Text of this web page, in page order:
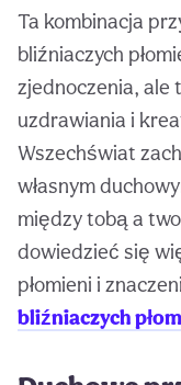
Ta kombinacja
bliźniaczych
zjednoczenia, ale
uzdrawiania i
Wszechświat
własnym
między tobą a
dowiedzieć się
płomieni i
bliźniaczych